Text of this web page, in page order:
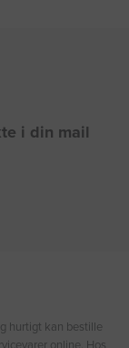
i din mail
hurtigt kan bestille
online. Hos